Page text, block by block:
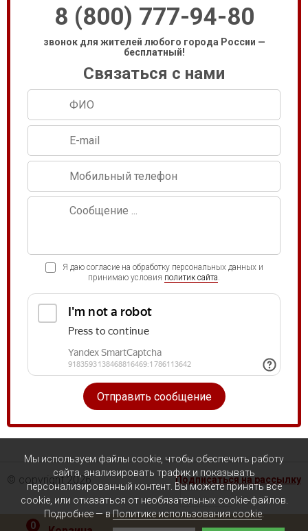
0
8 (800) 777-94-80
звонок для жителей любого города России —
бесплатный!
Связаться с нами
Я даю согласие на обработку персональных данных и
принимаю условия политик сайта.
© copyright 2026 Подписаться на рассылку
Мы используем файлы cookie, чтобы обеспечить работу
сайта, анализировать трафик и показывать
персонализированный контент. Вы можете принять все
cookie, или отказаться от необязательных cookie-файлов.
Подробнее — в Политике использования cookie